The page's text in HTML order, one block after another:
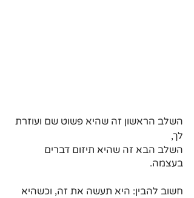
השלב הראשון זה שהיא פשוט שם ועוזרת
לך,
השלב הבא זה שהיא תיזום דברים
בעצמה.
חשוב להבין: היא תעשה את זה, וכשהיא